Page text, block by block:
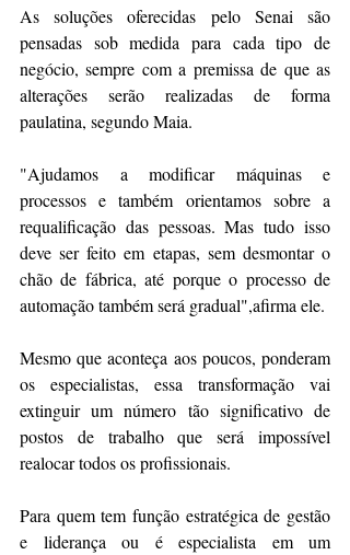
As soluções oferecidas pelo Senai são
pensadas sob medida para cada tipo de
negócio, sempre com a premissa de que as
alterações serão realizadas de forma
paulatina, segundo Maia.
"Ajudamos a modificar máquinas e
processos e também orientamos sobre a
requalificação das pessoas. Mas tudo isso
deve ser feito em etapas, sem desmontar o
chão de fábrica, até porque o processo de
automação também será gradual",afirma ele.
Mesmo que aconteça aos poucos, ponderam
os especialistas, essa transformação vai
extinguir um número tão significativo de
postos de trabalho que será impossível
realocar todos os profissionais.
Para quem tem função estratégica de gestão
e liderança ou é especialista em um